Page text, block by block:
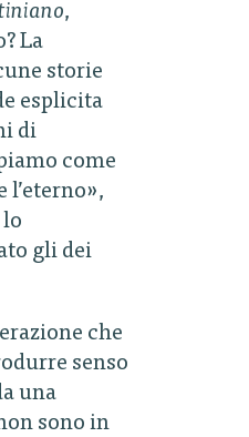
,
La
storie
esplicita
di
come
l’eterno»,
lo
gli dei
che
senso
una
sono in